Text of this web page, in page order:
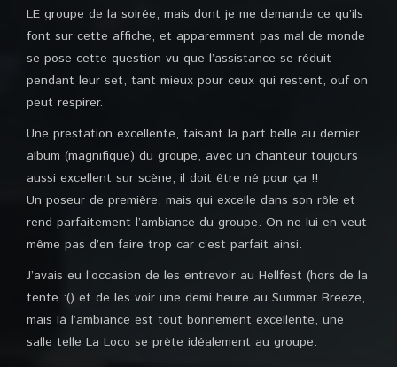
LE groupe de la soirée, mais dont je me demande ce qu’ils
font sur cette affiche, et apparemment pas mal de monde
se pose cette question vu que l’assistance se réduit
pendant leur set, tant mieux pour ceux qui restent, ouf on
peut respirer.
Une prestation excellente, faisant la part belle au dernier
album (magnifique) du groupe, avec un chanteur toujours
aussi excellent sur scène, il doit être né pour ça !!
Un poseur de première, mais qui excelle dans son rôle et
rend parfaitement l’ambiance du groupe. On ne lui en veut
même pas d’en faire trop car c’est parfait ainsi.
J’avais eu l’occasion de les entrevoir au Hellfest (hors de la
tente :() et de les voir une demi heure au Summer Breeze,
mais là l’ambiance est tout bonnement excellente, une
salle telle La Loco se prète idéalement au groupe.